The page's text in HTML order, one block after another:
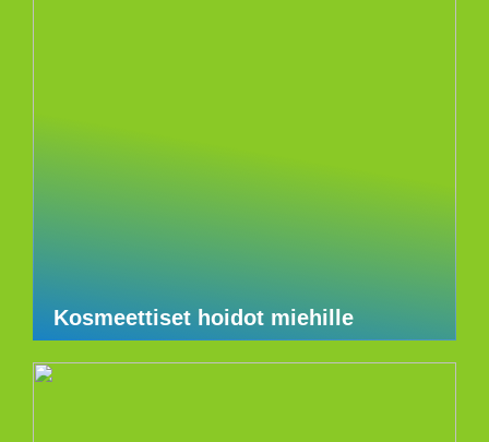
Kosmeettiset hoidot miehille